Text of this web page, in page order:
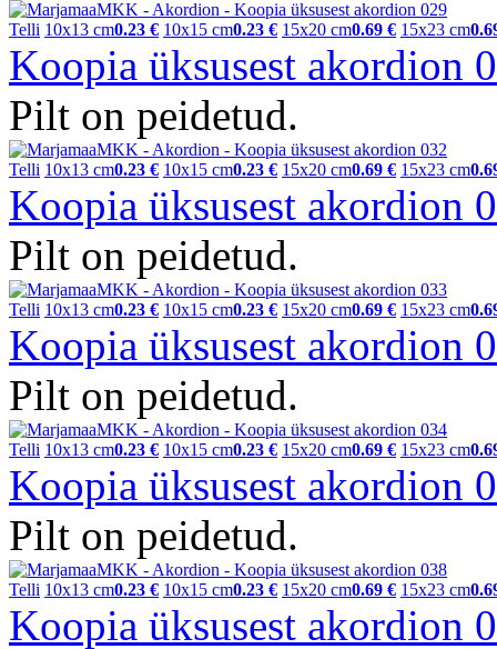
Telli 10x13 cm0.23 € 10x15 cm0.23 € 15x20 cm0.69 € 15x23 cm
Koopia üksusest akordion
Pilt on peidetud.
Telli 10x13 cm0.23 € 10x15 cm0.23 € 15x20 cm0.69 € 15x23 cm
Koopia üksusest akordion
Pilt on peidetud.
Telli 10x13 cm0.23 € 10x15 cm0.23 € 15x20 cm0.69 € 15x23 cm
Koopia üksusest akordion
Pilt on peidetud.
Telli 10x13 cm0.23 € 10x15 cm0.23 € 15x20 cm0.69 € 15x23 cm
Koopia üksusest akordion
Pilt on peidetud.
Telli 10x13 cm0.23 € 10x15 cm0.23 € 15x20 cm0.69 € 15x23 cm
Koopia üksusest akordion